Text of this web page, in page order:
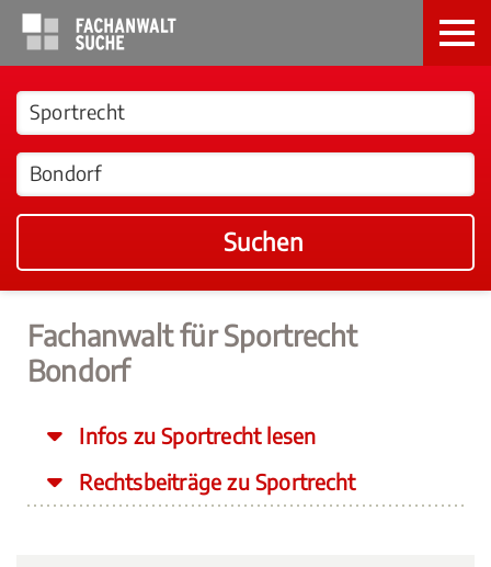
Suchen
Fachanwalt für Sportrecht
Bondorf
Infos zu Sportrecht lesen
Rechtsbeiträge zu Sportrecht